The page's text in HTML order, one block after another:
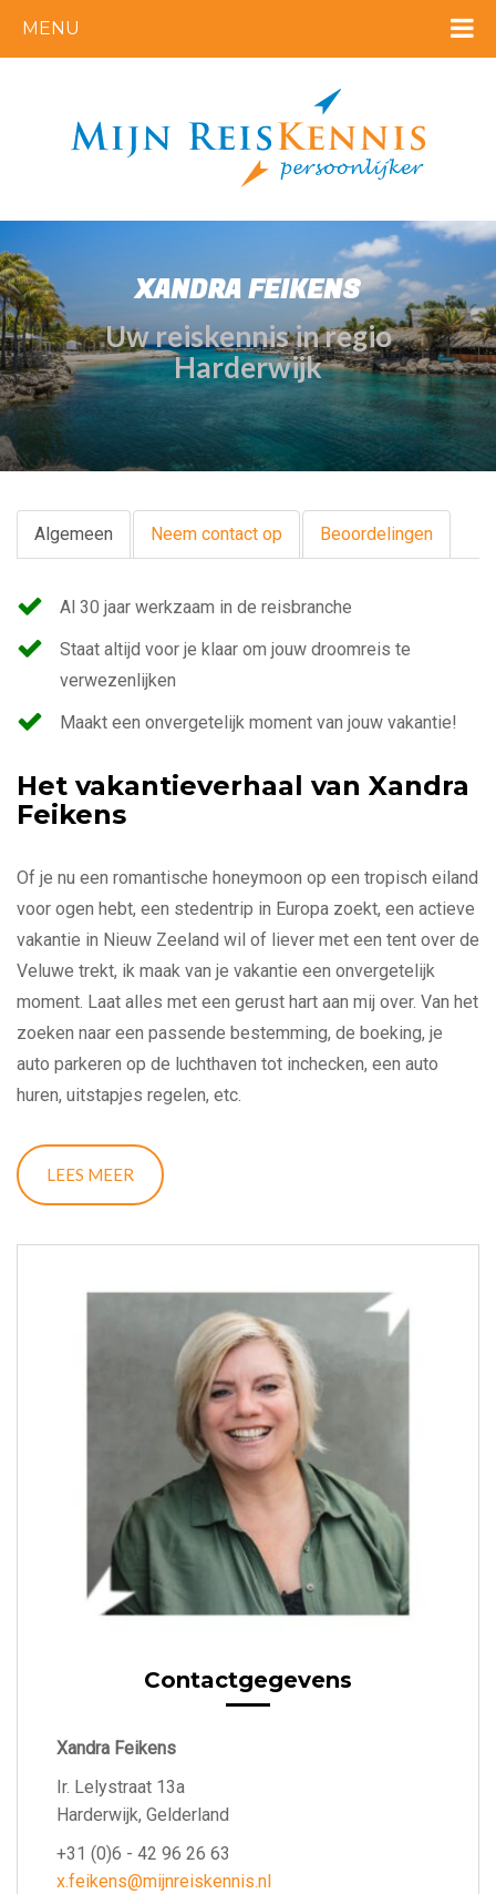
MENU
XANDRA FEIKENS
Uw reiskennis in regio
Harderwijk
Algemeen Neem contact op Beoordelingen
Al 30 jaar werkzaam in de reisbranche
Staat altijd voor je klaar om jouw droomreis te
verwezenlijken
Maakt een onvergetelijk moment van jouw vakantie!
Het vakantieverhaal van Xandra
Feikens
Of je nu een romantische honeymoon op een tropisch eiland
voor ogen hebt, een stedentrip in Europa zoekt, een actieve
vakantie in Nieuw Zeeland wil of liever met een tent over de
Veluwe trekt, ik maak van je vakantie een onvergetelijk
moment. Laat alles met een gerust hart aan mij over. Van het
zoeken naar een passende bestemming, de boeking, je
auto parkeren op de luchthaven tot inchecken, een auto
huren, uitstapjes regelen, etc.
Ik zit al 30 jaar in de reisbranche en ken de weg als geen
ander. Ik sta 24/7 voor jullie klaar om samen jullie
zelf kunnen bezoeken de afgelopen 30 jaar. Samen met het
waar Mijn ReisKennis mee samenwerkt en jouw
reiswensen, boek ik jouw vakantie op maat. Schroom niet
om me in de avonduren te bellen.
LEES MEER
Contactgegevens
Xandra Feikens
Ir. Lelystraat 13a
Harderwijk, Gelderland
+31 (0)6 - 42 96 26 63
x.feikens@mijnreiskennis.nl